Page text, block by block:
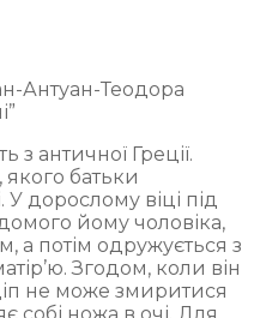
Антуан-Теодора
античної Греції.
якого батьки
дорослому віці під
йому чоловіка,
а потім одружується з
Згодом, коли він
не може змиритися